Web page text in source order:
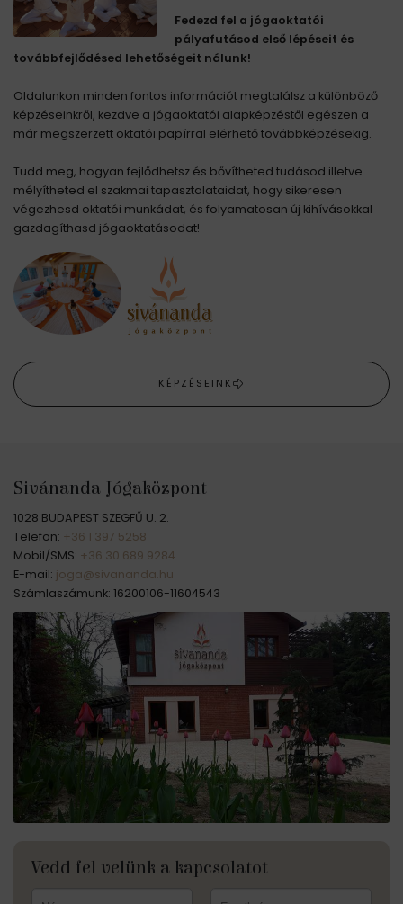
Fedezd fel a jógaoktatói
pályafutásod első lépéseit és
továbbfejlődésed lehetőségeit nálunk!
Oldalunkon minden fontos információt megtalálsz a különböző
képzéseinkről, kezdve a jógaoktatói alapképzéstől egészen a
már megszerzett oktatói papírral elérhető továbbképzésekig.
Tudd meg, hogyan fejlődhetsz és bővítheted tudásod illetve
mélyítheted el szakmai tapasztalataidat, hogy sikeresen
végezhesd oktatói munkádat, és folyamatosan új kihívásokkal
gazdagíthasd jógaoktatásodat!
KÉPZÉSEINK
Sivánanda Jógaközpont
1028 BUDAPEST SZEGFŰ U. 2.
Telefon: +36 1 397 5258
Mobil/SMS: +36 30 689 9284
E-mail: joga@sivananda.hu
Számlaszámunk: 16200106-11604543
Vedd fel velünk a kapcsolatot